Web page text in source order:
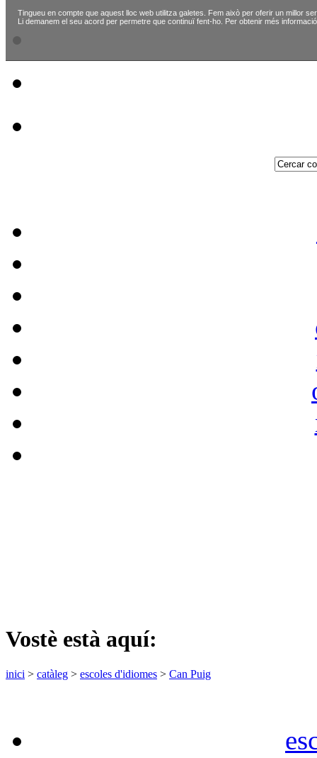
Tingueu en compte que aquest lloc web utilitza galetes. Fem això per oferir un millor
Li demanem el seu acord per permetre que continuï fent-ho. Per obtenir més
Vostè està aquí:
inici > catàleg > escoles d'idiomes > Can Puig